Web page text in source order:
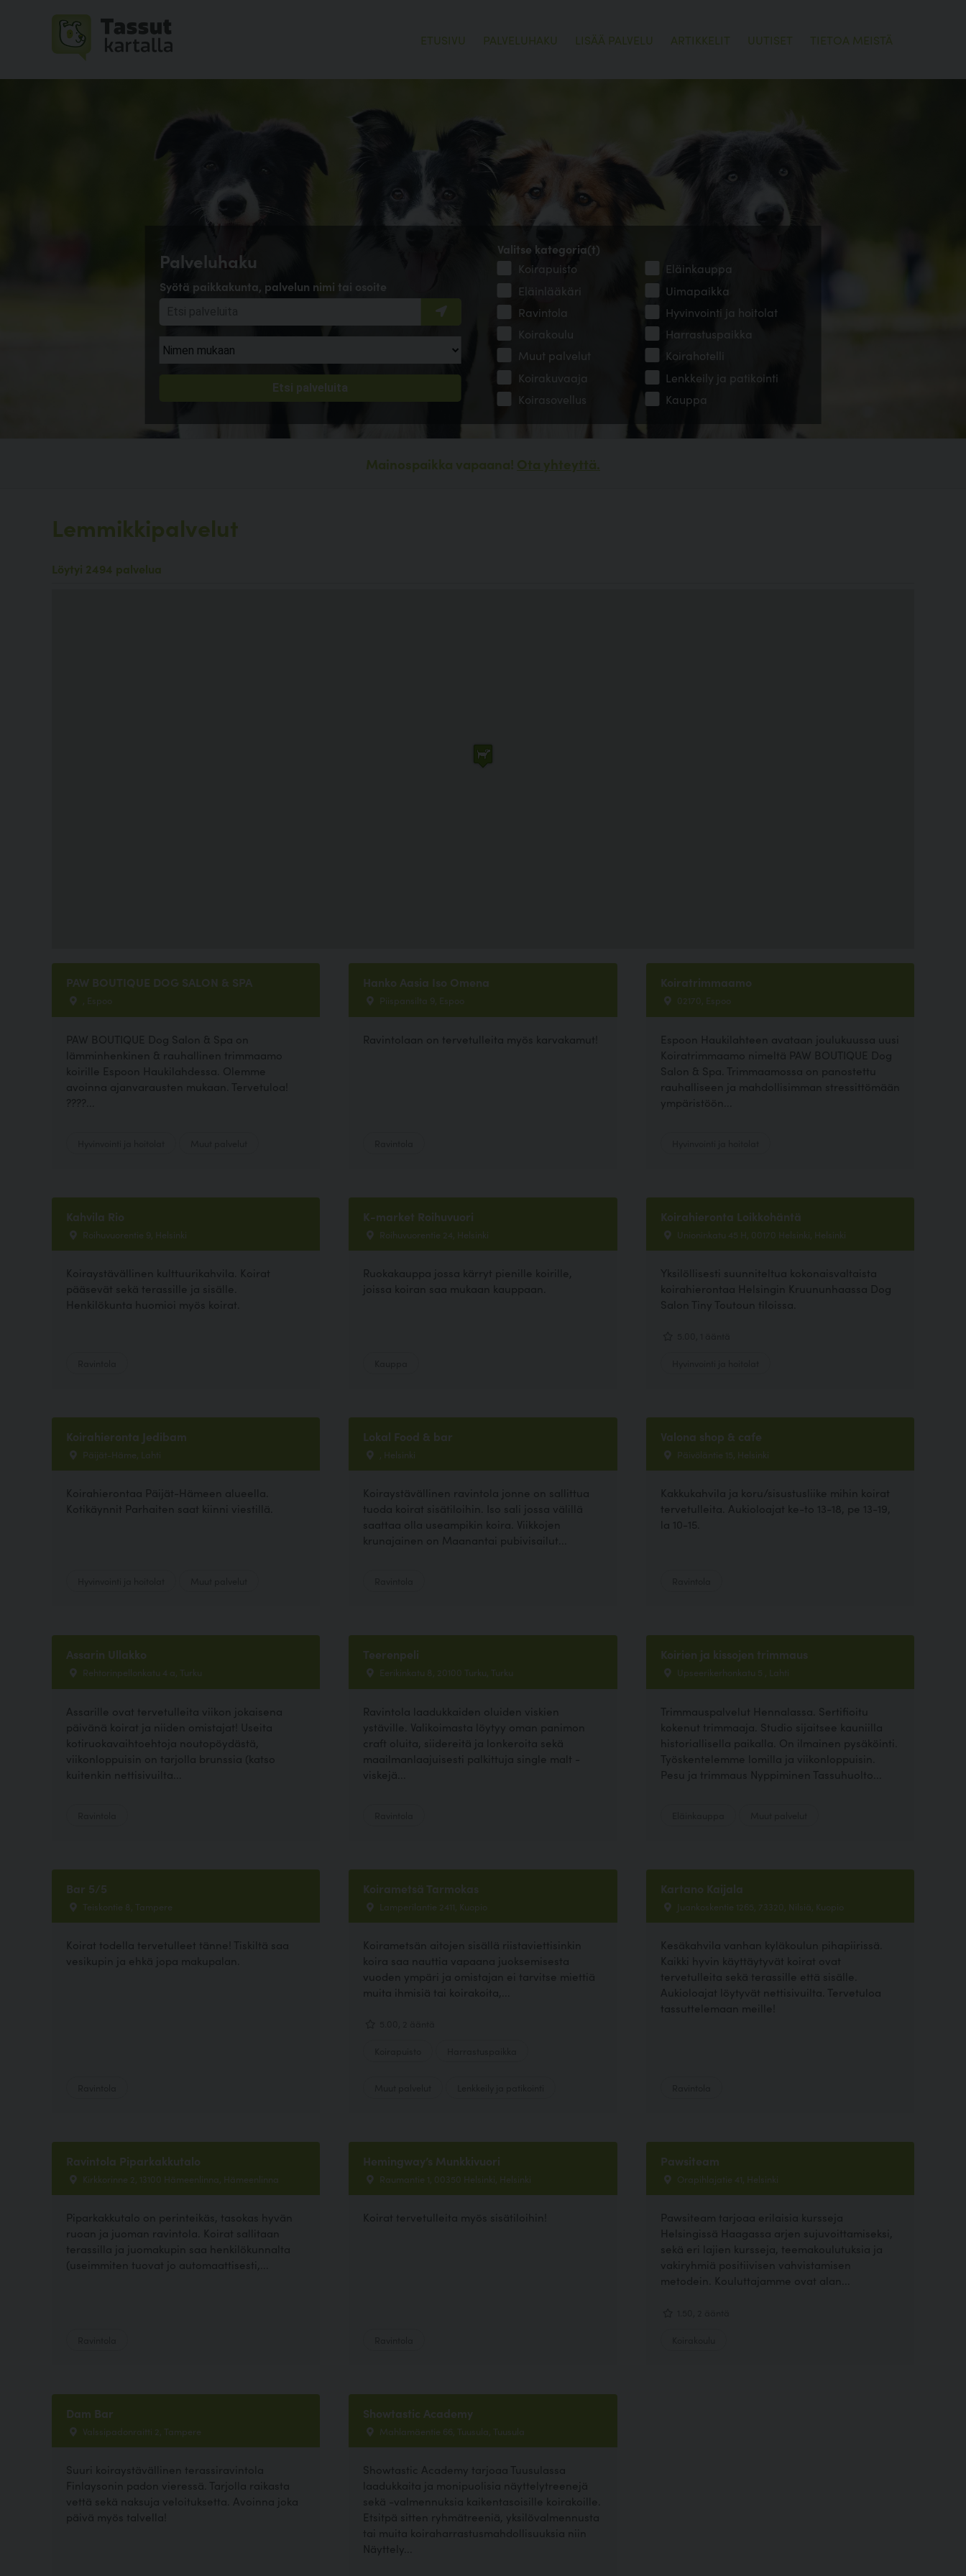
ETUSIVU PALVELUHAKU LISÄÄ PALVELU ARTIKKELIT UUTISET TIETOA MEISTÄ
Palveluhaku
Syötä paikkakunta, palvelun nimi tai osoite
Valitse kategoria(t)
Koirapuisto
Eläinkauppa
Eläinlääkäri
Uimapaikka
Ravintola
Hyvinvointi ja hoitolat
Koirakoulu
Harrastuspaikka
Muut palvelut
Koirahotelli
Koirakuvaaja
Lenkkeily ja patikointi
Koirasovellus
Kauppa
Mainospaikka vapaana! Ota yhteyttä.
Lemmikkipalvelut
Löytyi 2494 palvelua
PAW BOUTIQUE DOG SALON & SPA
, Espoo
PAW BOUTIQUE Dog Salon & Spa on
lämminhenkinen & rauhallinen trimmaamo
koirille Espoon Haukilahdessa. Olemme
avoinna ajanvarausten mukaan. Tervetuloa!
????...
Hanko Aasia Iso Omena
Piispansilta 9, Espoo
Ravintolaan on tervetulleita myös karvakamut!
Koiratrimmaamo
02170, Espoo
Espoon Haukilahteen avataan joulukuussa uusi
Koiratrimmaamo nimeltä PAW BOUTIQUE Dog
Salon & Spa. Trimmaamossa on panostettu
rauhalliseen ja mahdollisimman stressittömään
ympäristöön...
Kahvila Rio
Roihuvuorentie 9, Helsinki
Koiraystävällinen kulttuurikahvila. Koirat
pääsevät sekä terassille ja sisälle.
Henkilökunta huomioi myös koirat.
K-market Roihuvuori
Roihuvuorentie 24, Helsinki
Ruokakauppa jossa kärryt pienille koirille,
joissa koiran saa mukaan kauppaan.
Koirahieronta Loikkohäntä
Unioninkatu 45 H, 00170 Helsinki, Helsinki
Yksilöllisesti suunniteltua kokonaisvaltaista
koirahierontaa Helsingin Kruununhaassa Dog
Salon Tiny Toutoun tiloissa.
Koirahieronta Jedibam
Päijät-Häme, Lahti
Koirahierontaa Päijät-Hämeen alueella.
Kotikäynnit Parhaiten saat kiinni viestillä.
Lokal Food & bar
, Helsinki
Koiraystävällinen ravintola jonne on sallittua
tuoda koirat sisätiloihin. Iso sali jossa välillä
saattaa olla useampikin koira. Viikkojen
krunajainen on Maanantai pubivisailut...
Valona shop & cafe
Päivöläntie 15, Helsinki
Kakkukahvila ja koru/sisustusliike mihin koirat
tervetulleita. Aukioloajat ke-to 13-18, pe 13-19,
la 10-15.
Assarin Ullakko
Rehtorinpellonkatu 4 a, Turku
Assarille ovat tervetulleita viikon jokaisena
päivänä koirat ja niiden omistajat! Useita
kotiruokavaihtoehtoja noutopöydästä,
viikonloppuisin on tarjolla brunssia (katso
kuitenkin nettisivuilta...
Teerenpeli
Eerikinkatu 8, 20100 Turku, Turku
Ravintola laadukkaiden oluiden viskien
ystäville. Valikoimasta löytyy oman panimon
craft oluita, siidereitä ja lonkeroita sekä
maailmanlaajuisesti palkittuja single malt -
viskejä...
Koirien ja kissojen trimmaus
Upseerikerhonkatu 5 , Lahti
Trimmauspalvelut Hennalassa. Sertifioitu
kokenut trimmaaja. Studio sijaitsee kauniilla
historiallisella paikalla. On ilmainen pysäköinti.
Työskentelemme lomilla ja viikonloppuisin.
Pesu ja trimmaus Nyppiminen Tassuhuolto...
Bar 5/5
Teiskontie 8, Tampere
Koirat todella tervetulleet tänne! Tiskiltä saa
vesikupin ja ehkä jopa makupalan.
Koirametsä Tarmokas
Lamperilantie 2411, Kuopio
Koirametsän aitojen sisällä riistaviettisinkin
koira saa nauttia vapaana juoksemisesta
vuoden ympäri ja omistajan ei tarvitse miettiä
muita ihmisiä tai koirakoita,...
Kartano Kaijala
Juankoskentie 1265, 73320, Nilsiä, Kuopio
Kesäkahvila vanhan kyläkoulun pihapiirissä.
Kaikki hyvin käyttäytyvät koirat ovat
tervetulleita sekä terassille että sisälle.
Aukioloajat löytyvät nettisivuilta. Tervetuloa
tassuttelemaan meille!
Ravintola Piparkakkutalo
Kirkkorinne 2, 13100 Hämeenlinna, Hämeenlinna
Piparkakkutalo on perinteikäs, tasokas hyvän
ruoan ja juoman ravintola. Koirat sallitaan
terassilla ja juomakupin saa henkilökunnalta
(useimmiten tuovat jo automaattisesti,...
Hemingway’s Munkkivuori
Raumantie 1, 00350 Helsinki, Helsinki
Koirat tervetulleita myös sisätiloihin!
Pawsiteam
Orapihlajatie 41, Helsinki
Pawsiteam tarjoaa erilaisia kursseja
Helsingissä Haagassa arjen sujuvoittamiseksi,
sekä eri lajien kursseja, teemakoulutuksia ja
vakiryhmiä positiivisen vahvistamisen
metodein. Kouluttajamme ovat alan...
Dam Bar
Valssipadonraitti 2, Tampere
Suuri koiraystävällinen terassiravintola
Finlaysonin padon vieressä. Tarjolla raikasta
vettä sekä naksuja veloituksetta. Avoinna joka
päivä myös talvella!
Showtastic Academy
Mahlamäentie 66, Tuusula, Tuusula
Showtastic Academy tarjoaa Tuusulassa
laadukkaita ja monipuolisia näyttelytreenejä
sekä -valmennuksia kaikentasoisille koirakoille.
Etsitpä sitten ryhmätreeniä, yksilövalmennusta
tai muita koiraharrastusmahdollisuuksia niin
Näyttely...